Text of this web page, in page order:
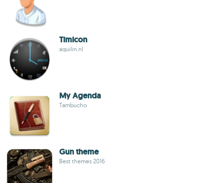
Timicon
aquilin.nl
My Agenda
Tambucho
Gun theme
Best themes 2016